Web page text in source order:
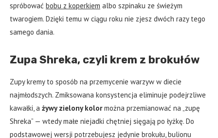
spróbować bobu z koperkiem albo szpinaku ze świeżym
twarogiem. Dzięki temu w ciągu roku nie zjesz dwóch razy tego
samego dania.
Zupa Shreka, czyli krem z brokułów
Zupy kremy to sposób na przemycenie warzyw w diecie
najmłodszych. Zmiksowana konsystencja eliminuje podejrzliwe
kawałki, a żywy zielony kolormożna przemianować na „zupę
Shreka” — wtedy małe niejadki chętniej sięgają po łyżkę. Do
podstawowej wersji potrzebujesz jedynie brokułu, bulionu